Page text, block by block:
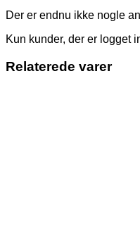
Der er endnu ikke nogle
Kun kunder, der er logget
Relaterede varer